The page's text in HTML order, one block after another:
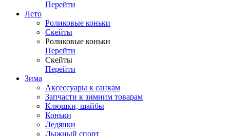
Перейти
Лето
Роликовые коньки
Скейты
Роликовые коньки
Перейти
Скейты
Перейти
Зима
Аксессуары к санкам
Запчасти к зимним товарам
Клюшки, шайбы
Коньки
Ледянки
Лыжный спорт